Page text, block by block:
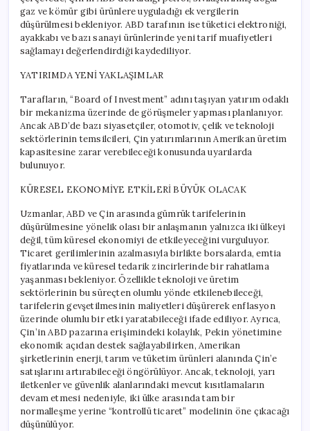
gaz ve kömür gibi ürünlere uyguladığı ek vergilerin
düşürülmesi bekleniyor. ABD tarafının ise tüketici elektroniği,
ayakkabı ve bazı sanayi ürünlerinde yeni tarif muafiyetleri
sağlamayı değerlendirdiği kaydediliyor.
YATIRIMDA YENİ YAKLAŞIMLAR
Tarafların, “Board of Investment” adını taşıyan yatırım odaklı
bir mekanizma üzerinde de görüşmeler yapması planlanıyor.
Ancak ABD’de bazı siyasetçiler, otomotiv, çelik ve teknoloji
sektörlerinin temsilcileri, Çin yatırımlarının Amerikan üretim
kapasitesine zarar verebileceği konusunda uyarılarda
bulunuyor.
KÜRESEL EKONOMİYE ETKİLERİ BÜYÜK OLACAK
Uzmanlar, ABD ve Çin arasında gümrük tarifelerinin
düşürülmesine yönelik olası bir anlaşmanın yalnızca iki ülkeyi
değil, tüm küresel ekonomiyi de etkileyeceğini vurguluyor.
Ticaret gerilimlerinin azalmasıyla birlikte borsalarda, emtia
fiyatlarında ve küresel tedarik zincirlerinde bir rahatlama
yaşanması bekleniyor. Özellikle teknoloji ve üretim
sektörlerinin bu süreçten olumlu yönde etkilenebileceği,
tarifelerin gevşetilmesinin maliyetleri düşürerek enflasyon
üzerinde olumlu bir etki yaratabileceği ifade ediliyor. Ayrıca,
Çin’in ABD pazarına erişimindeki kolaylık, Pekin yönetimine
ekonomik açıdan destek sağlayabilirken, Amerikan
şirketlerinin enerji, tarım ve tüketim ürünleri alanında Çin’e
satışlarını artırabileceği öngörülüyor. Ancak, teknoloji, yarı
iletkenler ve güvenlik alanlarındaki mevcut kısıtlamaların
devam etmesi nedeniyle, iki ülke arasında tam bir
normalleşme yerine “kontrollü ticaret” modelinin öne çıkacağı
düşünülüyor.